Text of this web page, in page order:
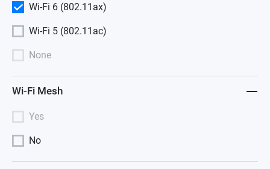
Wi-Fi 6 (802.11ax)
Wi-Fi 5 (802.11ac)
None
Wi-Fi Mesh
Yes
No